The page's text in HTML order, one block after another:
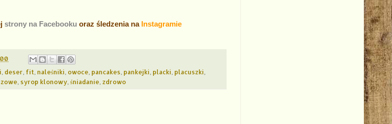
strony na Facebooku oraz śledzenia na Instagramie
deser fit naleśniki owoce pancakes pankejki placki placuszki
syrop klonowy śniadanie zdrowo